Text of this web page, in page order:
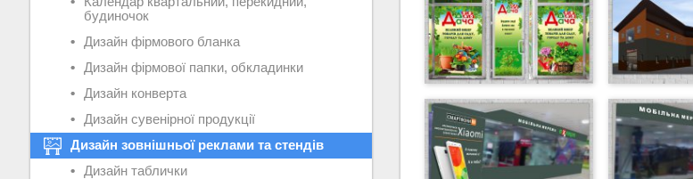
будиночок
Дизайн фірмового бланка
Дизайн фірмової папки, обкладинки
Дизайн конверта
Дизайн сувенірної продукції
Дизайн зовнішньої реклами та стендів
Дизайн таблички